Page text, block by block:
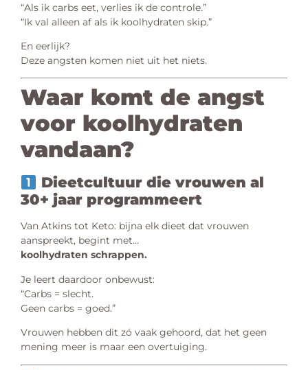
“Als ik carbs eet, verlies ik de controle.”
“Ik val alleen af als ik koolhydraten skip.”
En eerlijk?
Deze angsten komen niet uit het niets.
Waar komt de angst
voor koolhydraten
vandaan?
Dieetcultuur die vrouwen al
30+ jaar programmeert
Van Atkins tot Keto: bijna elk dieet dat vrouwen
aanspreekt, begint met…
koolhydraten schrappen.
Je leert daardoor onbewust:
“Carbs = slecht.
Geen carbs = goed.”
Vrouwen hebben dit zó vaak gehoord, dat het geen
mening meer is maar een overtuiging.